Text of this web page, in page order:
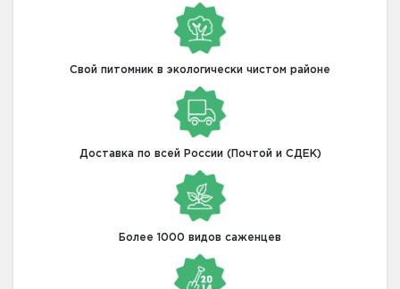
Свой питомник в экологически чистом районе
Доставка по всей России (Почтой и СДЕК)
Более 1000 видов саженцев